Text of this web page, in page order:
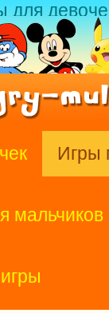
для
Игры
мальчиков